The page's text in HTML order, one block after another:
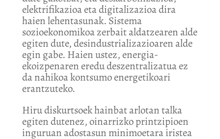
elektrifikazioa eta digitalizazioa dira
haien lehentasunak. Sistema
sozioekonomikoa zerbait aldatzearen alde
egiten dute, desindustrializazioaren alde
egin gabe. Haien ustez, energia-
ekoizpenaren eredu deszentralizatua ez
da nahikoa kontsumo energetikoari
erantzuteko.
Hiru diskurtsoek hainbat arlotan talka
egiten dutenez, oinarrizko printzipioen
inguruan adostasun minimoetara iristea